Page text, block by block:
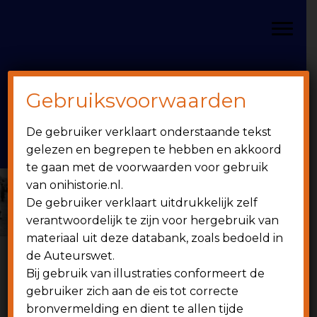
inhoud
sidebar
Rechts
onihistorie.nl
1949 - heden
6 juni 1959
Gebruiksvoorwaarden
De gebruiker verklaart onderstaande tekst
gelezen en begrepen te hebben en akkoord
te gaan met de voorwaarden voor gebruik
van onihistorie.nl.
De gebruiker verklaart uitdrukkelijk zelf
verantwoordelijk te zijn voor hergebruik van
materiaal uit deze databank, zoals bedoeld in
de Auteurswet.
Bij gebruik van illustraties conformeert de
gebruiker zich aan de eis tot correcte
bronvermelding en dient te allen tijde